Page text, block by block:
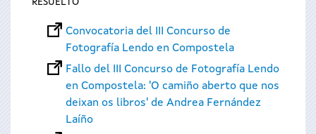
Convocatoria del III Concurso de
Fotografía Lendo en Compostela
Fallo del III Concurso de Fotografía Lendo
en Compostela: 'O camiño aberto que nos
deixan os libros' de Andrea Fernández
Laíño